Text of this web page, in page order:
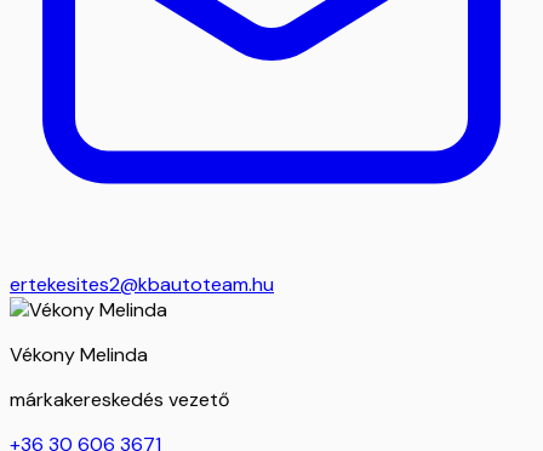
ertekesites2@kbautoteam.hu
Vékony Melinda
márkakereskedés vezető
+36 30 606 3671